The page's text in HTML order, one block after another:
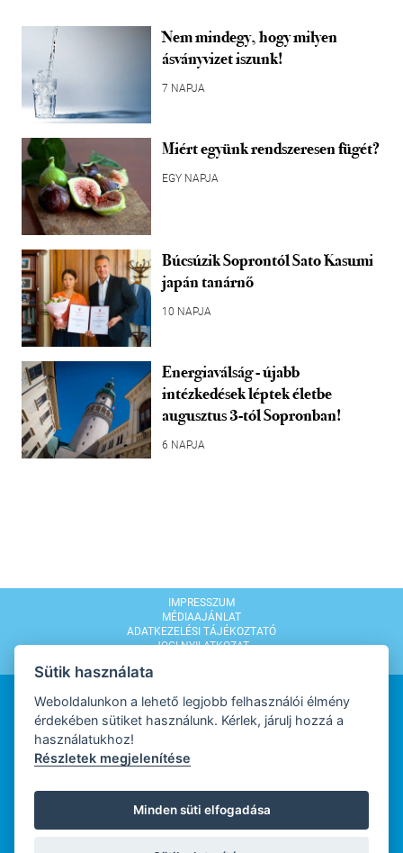
Nem mindegy, hogy milyen
ásványvizet iszunk!
7 NAPJA
Miért együnk rendszeresen fügét?
EGY NAPJA
Búcsúzik Soprontól Sato Kasumi
japán tanárnő
10 NAPJA
Energiaválság - újabb
intézkedések léptek életbe
augusztus 3-tól Sopronban!
6 NAPJA
IMPRESSZUM
MÉDIAAJÁNLAT
ADATKEZELÉSI TÁJÉKOZTATÓ
JOGI NYILATKOZAT
WEBDESIGN
WEBFEJLESZTŐ
Sütik használata
Weboldalunkon a lehető legjobb felhasználói élmény
érdekében sütiket használunk. Kérlek, járulj hozzá a
használatukhoz!
Részletek megjelenítése
Minden süti elfogadása